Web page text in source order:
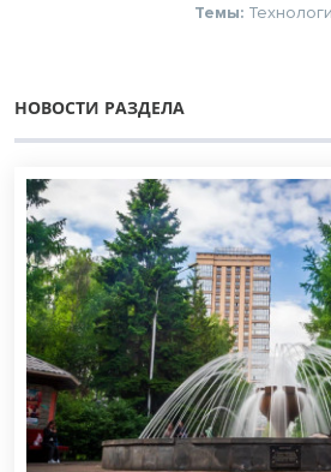
Темы:
НОВОСТИ РАЗДЕЛА